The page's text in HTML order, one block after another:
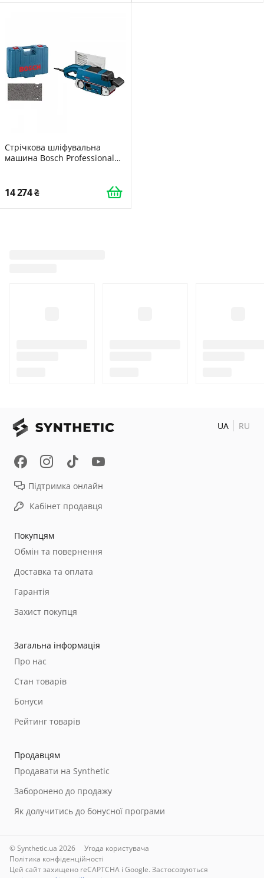
Стрічкова шліфувальна
машина Bosch Professional
14 274
Покупцям
Обмін та повернення
Доставка та оплата
Гарантія
Захист покупця
Загальна інформація
Про нас
Стан товарів
Бонуси
Рейтинг товарів
Продавцям
Продавати на Synthetic
Заборонено до продажу
Як долучитись до бонусної програми
Підтримка онлайн
Кабінет продавця
© Synthetic.ua 2026
Угода користувача
Політика конфіденційності
Цей сайт захищено reCAPTCHA і Google. Застосовуються
UA RU